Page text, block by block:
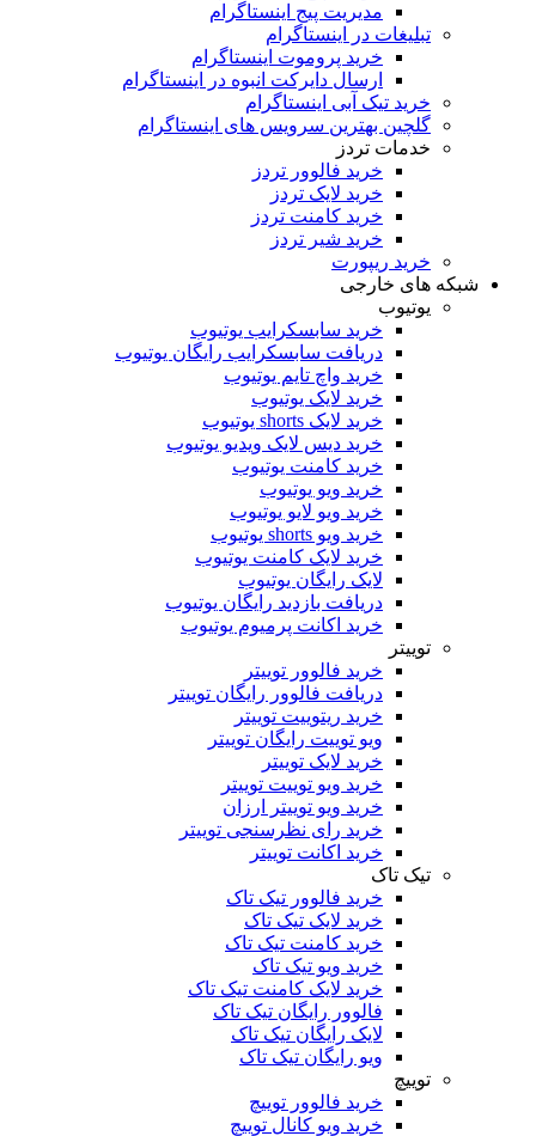
مدیریت پیج اینستاگرام
تبلیغات در اینستاگرام
خرید پروموت اینستاگرام
ارسال دایرکت انبوه در اینستاگرام
خرید تیک آبی اینستاگرام
گلچین بهترین سرویس های اینستاگرام
خدمات تردز
خرید فالوور تردز
خرید لایک تردز
خرید کامنت تردز
خرید شیر تردز
خرید ریپورت
های خارجی
یوتیوب
خرید سابسکرایب یوتیوب
دریافت سابسکرایب رایگان یوتیوب
خرید واچ تایم یوتیوب
خرید لایک یوتیوب
خرید لایک shorts یوتیوب
خرید دیس لایک ویدیو یوتیوب
خرید کامنت یوتیوب
خرید ویو یوتیوب
خرید ویو لایو یوتیوب
خرید ویو shorts یوتیوب
خرید لایک کامنت یوتیوب
لایک رایگان یوتیوب
دریافت بازدید رایگان یوتیوب
خرید اکانت پرمیوم یوتیوب
خرید فالوور توییتر
دریافت فالوور رایگان توییتر
خرید ریتوییت توییتر
ویو توییت رایگان توییتر
خرید لایک توییتر
خرید ویو توییت توییتر
خرید ویو توییتر ارزان
خرید رای نظرسنجی توییتر
خرید اکانت توییتر
تیک تاک
خرید فالوور تیک تاک
خرید لایک تیک تاک
خرید کامنت تیک ‌تاک
خرید ویو تیک تاک
خرید لایک کامنت تیک تاک
فالوور رایگان تیک تاک
لایک رایگان تیک تاک
ویو رایگان تیک تاک
خرید فالوور توییچ
خرید ویو کانال توییچ